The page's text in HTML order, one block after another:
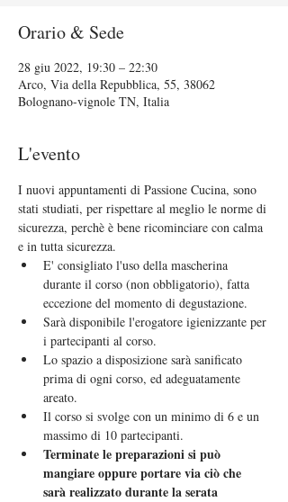
Orario & Sede
28 giu 2022, 19:30 – 22:30
Arco, Via della Repubblica, 55, 38062
Bolognano-vignole TN, Italia
L'evento
I nuovi appuntamenti di Passione Cucina, sono
stati studiati, per rispettare al meglio le norme di
sicurezza, perchè è bene ricominciare con calma
e in tutta sicurezza.
E' consigliato l'uso della mascherina
durante il corso (non obbligatorio), fatta
eccezione del momento di degustazione.
Sarà disponibile l'erogatore igienizzante per
i partecipanti al corso.
Lo spazio a disposizione sarà sanificato
prima di ogni corso, ed adeguatamente
areato.
Il corso si svolge con un minimo di 6 e un
massimo di 10 partecipanti.
Terminate le preparazioni si può
mangiare oppure portare via ciò che
sarà realizzato durante la serata